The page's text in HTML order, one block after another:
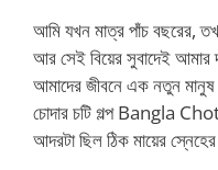
আমি যখন মাত্র পাঁচ বছরের,
আর সেই বিয়ের সুবাদেই আমার
আমাদের জীবনে এক নতুন
চোদার চটি গল্প Bangla
আদরটা ছিল ঠিক মায়ের